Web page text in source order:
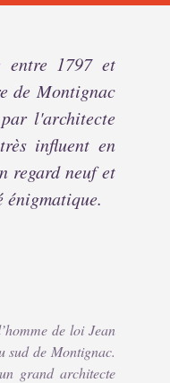
entre 1797 et
de Montignac
l'architecte
influent en
regard neuf et
énigmatique.
de loi Jean
sud de Montignac.
grand architecte